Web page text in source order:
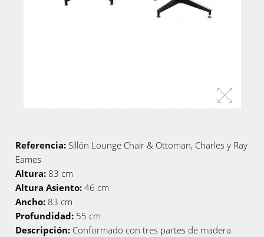
Referencia: Sillón Lounge Chair & Ottoman, Charles y Ray
Eames
Altura: 83 cm
Altura Asiento:46 cm
Ancho: 83 cm
Profundidad: 55 cm
Descripción: Conformado con tres partes de madera